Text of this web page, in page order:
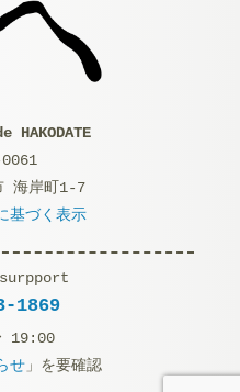
HAKODATE
海岸町1-7
基づく表示
1869
19:00
せ 」を要確認